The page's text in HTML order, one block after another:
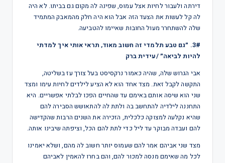
דירתה ולעבור לחיות אצל עמוס, שפינה לה מקום גם בביתו. לא היה
לה קל לעשות את הצעד הזה אבל הוא היה חלק מהמאבק המתמיד
שלה להשתחרר מעול החובות שאיימו להטביעה.
3#. ״גם טבע תלמדי זה חשוב מאוד, תראי אותי איך למדתי
להיות לביאה״ /עידית ברק
אבי הגרוש שלה, שהיה כאמור נרקסיסט בעל צורך עז בשליטה,
התקשה לקבל זאת. מצד אחד הוא לא הציע לילדים לחיות עימו ומצד
שני הוא שיסה אותם באימם עד שהחיים הפכו לבלתי אפשריים. היא
התחננה לילדיה להתחשב בה ולתת לה להתאושש הסבירה להם
שהיא נקלעה למצוקה כלכלית, הזכירה את השנים הרבות שהקדישה
להם ועבדה מבוקר עד ליל כדי לתת להם הכל, וציפתה שיבינו אותה.
מצד שני אביהם אמר להם שעמוס יותר חשוב לה מהם, ושלא יאמינו
לכל מה שאימם מנסה למכור להם, והם בחרו להאמין לאביהם